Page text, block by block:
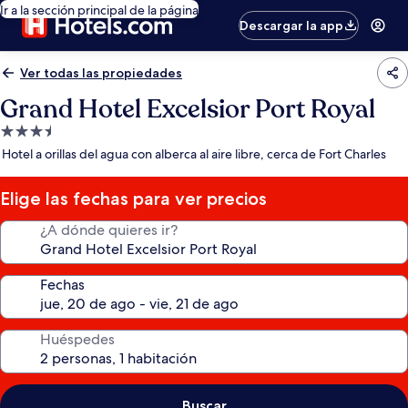
Ir a la sección principal de la página
Descargar la app
Ver todas las propiedades
Grand Hotel Excelsior Port Royal
Propiedad
de
estrellas
Hotel a orillas del agua con alberca al aire libre, cerca de Fort Charles
Elige las fechas para ver precios
¿A dónde quieres ir?
Fechas
Huéspedes